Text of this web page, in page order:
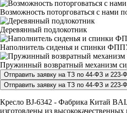
Возможность поторговаться с нами
Деревянный подлокотник
Наполнитель сиденья и спинки
Пружинный возвратный механизм
Кресло BJ-6342 - Фабрика Китай
изготовлены из